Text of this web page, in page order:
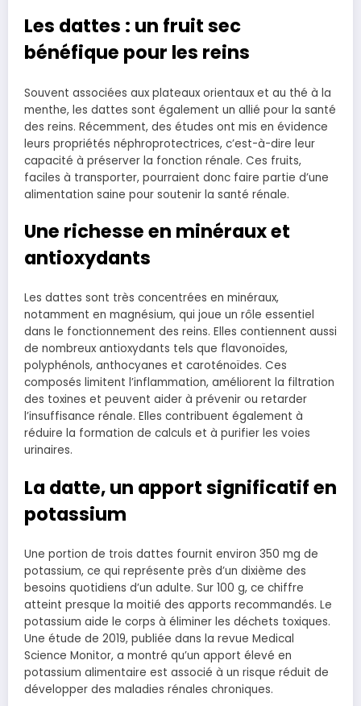
Les dattes : un fruit sec
bénéfique pour les reins
Souvent associées aux plateaux orientaux et au thé à la
menthe, les dattes sont également un allié pour la santé
des reins. Récemment, des études ont mis en évidence
leurs propriétés néphroprotectrices, c’est-à-dire leur
capacité à préserver la fonction rénale. Ces fruits,
faciles à transporter, pourraient donc faire partie d’une
alimentation saine pour soutenir la santé rénale.
Une richesse en minéraux et
antioxydants
Les dattes sont très concentrées en minéraux,
notamment en magnésium, qui joue un rôle essentiel
dans le fonctionnement des reins. Elles contiennent aussi
de nombreux antioxydants tels que flavonoïdes,
polyphénols, anthocyanes et caroténoïdes. Ces
composés limitent l’inflammation, améliorent la filtration
des toxines et peuvent aider à prévenir ou retarder
l’insuffisance rénale. Elles contribuent également à
réduire la formation de calculs et à purifier les voies
urinaires.
La datte, un apport significatif en
potassium
Une portion de trois dattes fournit environ 350 mg de
potassium, ce qui représente près d’un dixième des
besoins quotidiens d’un adulte. Sur 100 g, ce chiffre
atteint presque la moitié des apports recommandés. Le
potassium aide le corps à éliminer les déchets toxiques.
Une étude de 2019, publiée dans la revue Medical
Science Monitor, a montré qu’un apport élevé en
potassium alimentaire est associé à un risque réduit de
développer des maladies rénales chroniques.